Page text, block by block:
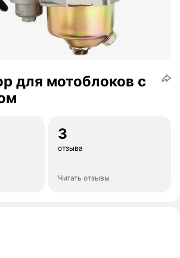
для мотоблоков с
3
отзыва
Читать отзывы